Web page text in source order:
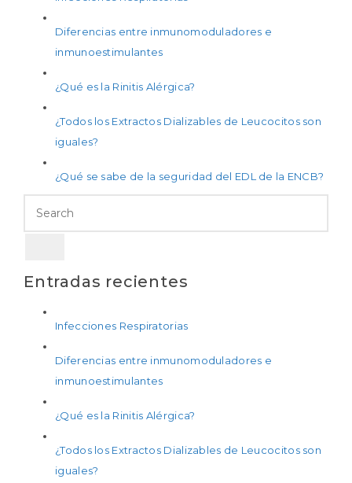
Diferencias entre inmunomoduladores e
inmunoestimulantes
¿Qué es la Rinitis Alérgica?
¿Todos los Extractos Dializables de Leucocitos son
iguales?
¿Qué se sabe de la seguridad del EDL de la ENCB?
Entradas recientes
Infecciones Respiratorias
Diferencias entre inmunomoduladores e
inmunoestimulantes
¿Qué es la Rinitis Alérgica?
¿Todos los Extractos Dializables de Leucocitos son
iguales?